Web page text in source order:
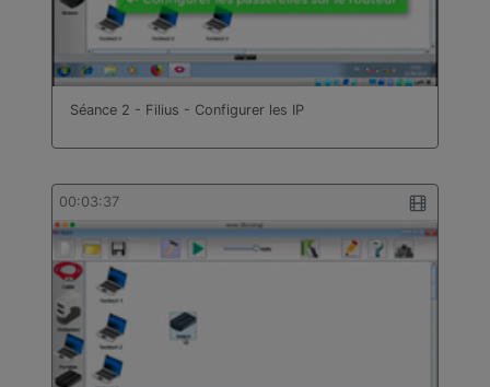
Séance 2 - Filius - Configurer les IP
00:03:37